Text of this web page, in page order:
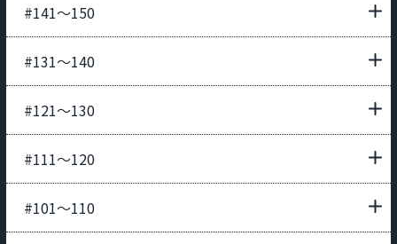
#141〜150
#131〜140
#121〜130
#111〜120
#101〜110